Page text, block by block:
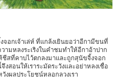
อกเจ้าเล่ห์ ที่แกล้งเยินยอว่าอีกามีขนที่
วามหลงระเริงในคำชมทำให้อีกาอ้าปาก
ชีสที่คาบไว้ตกลงมาและถูกสุนัขจิ้งจอก
สอนให้เราระมัดระวังและอย่าหลงเชื่อ
งผลประโยชน์หลอกลวงเรา